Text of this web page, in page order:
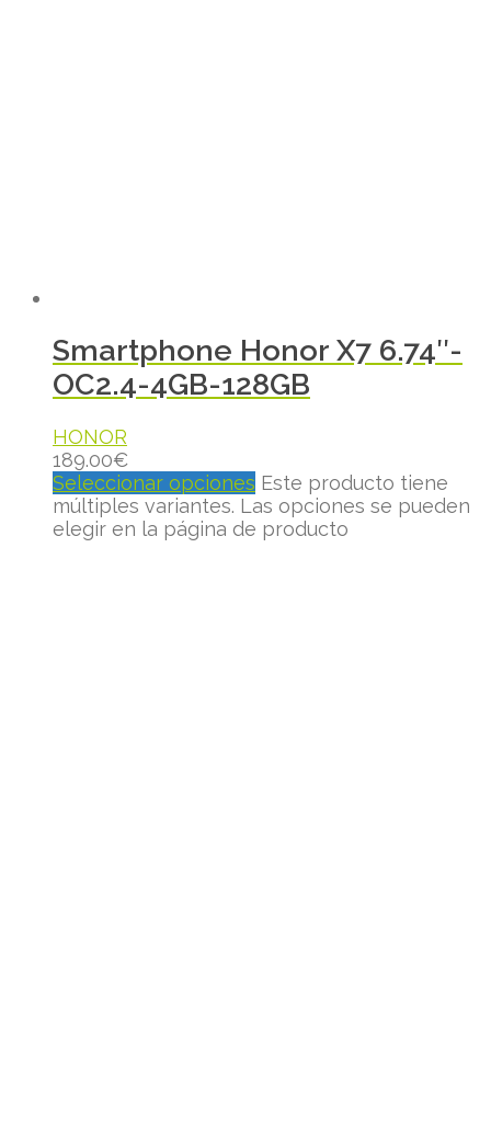
Smartphone Honor X7 6.74″-
OC2.4-4GB-128GB
HONOR
189.00€
Seleccionar opciones Este producto tiene
múltiples variantes. Las opciones se pueden
elegir en la página de producto